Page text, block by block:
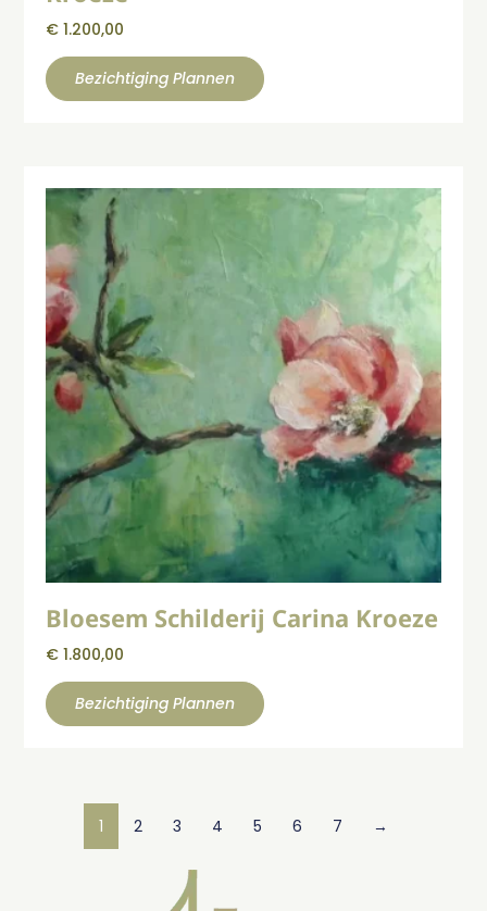
€ 1.200,00
Bezichtiging Plannen
Bloesem Schilderij Carina Kroeze
€ 1.800,00
Bezichtiging Plannen
1 2 3 4 5 6 7 →